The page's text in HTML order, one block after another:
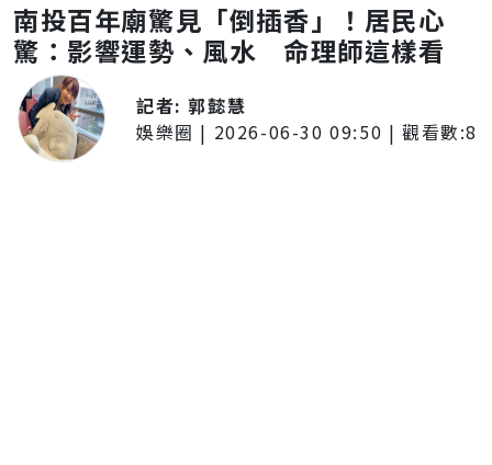
南投百年廟驚見「倒插香」！居民心
驚：影響運勢、風水 命理師這樣看
記者:郭懿慧
娛樂圈 | 2026-06-30 09:50 | 觀看數:8